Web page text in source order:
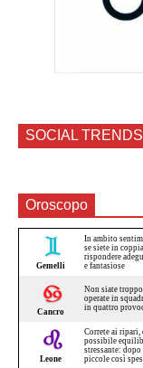
SOCIAL TRENDS
Oroscopo